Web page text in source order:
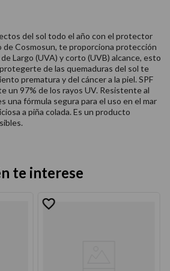
del sol todo el año con el protector
de Cosmosun, te proporciona protección
Largo (UVA) y corto (UVB) alcance, esto
de las quemaduras del sol te
prematura y del cáncer a la piel. SPF
un 97% de los rayos UV. Resistente al
una fórmula segura para el uso en el mar
a piña colada. Es un producto
te interese